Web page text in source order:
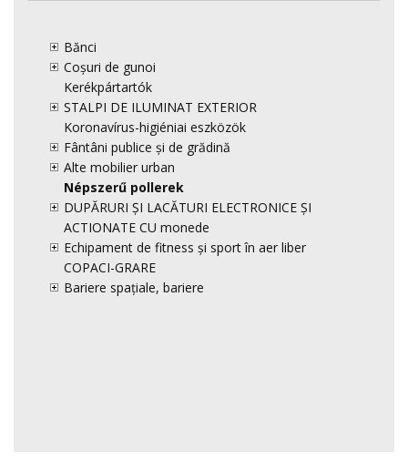
Bănci
Coșuri de gunoi
Kerékpártartók
STALPI DE ILUMINAT EXTERIOR
Koronavírus-higiéniai eszközök
Fântâni publice și de grădină
Alte mobilier urban
Népszerű pollerek
DUPĂRURI ȘI LACĂTURI ELECTRONICE ȘI
ACTIONATE CU monede
Echipament de fitness și sport în aer liber
COPACI-GRARE
Bariere spațiale, bariere